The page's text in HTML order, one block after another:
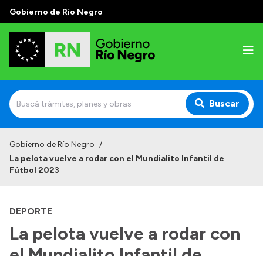
Gobierno de Río Negro
Buscar
Autoridades
Autoridades y Organismos
Discursos en la Legislatura
Casa de Gobierno
Gobierno de Río Negro /
La pelota vuelve a rodar con el Mundialito Infantil de
Fútbol 2023
DEPORTE
La pelota vuelve a rodar con